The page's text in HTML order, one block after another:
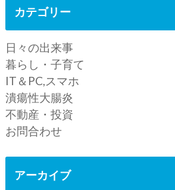
カテゴリー
日々の出来事
暮らし・子育て
IT＆PC,スマホ
潰瘍性大腸炎
不動産・投資
お問合わせ
アーカイブ